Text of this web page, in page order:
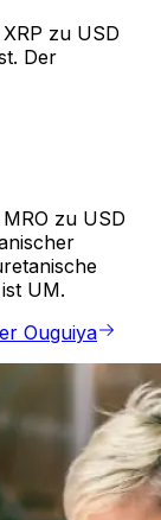
zu USD
Der
zu USD
UM.
Ouguiya